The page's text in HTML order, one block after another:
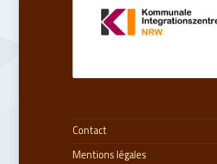
Contact
Mentions légales